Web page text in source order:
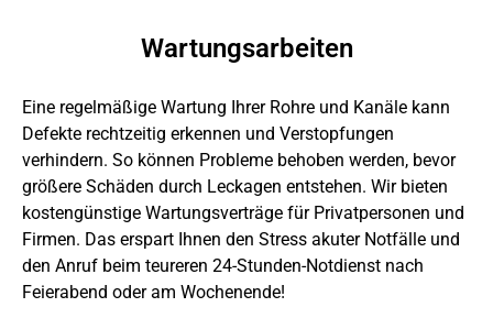
Wartungsarbeiten
Eine regelmäßige Wartung Ihrer Rohre und Kanäle kann
Defekte rechtzeitig erkennen und Verstopfungen
verhindern. So können Probleme behoben werden, bevor
größere Schäden durch Leckagen entstehen. Wir bieten
kostengünstige Wartungsverträge für Privatpersonen und
Firmen. Das erspart Ihnen den Stress akuter Notfälle und
den Anruf beim teureren 24-Stunden-Notdienst nach
Feierabend oder am Wochenende!